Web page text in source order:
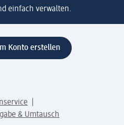
einfach verwalten.
Konto erstellen
& Umtausch